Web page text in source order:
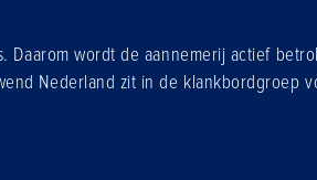
Daarom wordt de aannemerij actief
Nederland zit in de klankbordgroep